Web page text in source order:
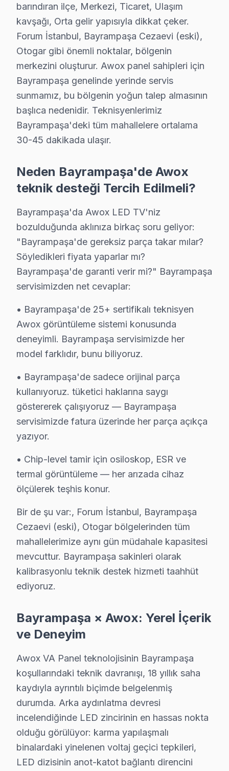
Awox Teknoloji Evrimi ve Tamir Gereklilikleri
Bayrampaşa, tarihi boyunca birçok değişime tanıklık
2025 yılı için Bayrampaşa’da Awox TV tamir
Fiyatları etkileyen faktörlerin başında garanti
Bayrampaşa'de Awox Servisi: Fabrika
Bayrampaşa'nın tarihi, elektronik tüketiminin
Fabrika Servis, yerinde tamir imkanı sunarak
Bayrampaşa Awox servis - TV Tamiri
Adım 1: Fabrika Servis'i arayın (0850 811 14 36)
Adım 2: Arızayı tarif edin — ücretsiz ön teşhis yapılır
Adım 3: Aynı gün randevu — Metro ve Tramvay
Adım 4: Teknisyen gelir, ölçüm yapar, fiyat söyler
Adım 5: Siz onaylarsanız tamir başlar —
Bayrampaşa'da Awox TV Askı Sistemi
Bayrampaşa'da satın aldığınız Awox televizyonun
Kurulum sürecimiz:
• Bayrampaşa'de motorlu döner braket montajı ve
• Bayrampaşa servisimizde kablo kanalı ile estetik
• Bayrampaşa'de Wi-Fi optimizasyonu ve yayın
• Bayrampaşa servisimizde oyun konsolu ve harici
• Bayrampaşa'de uzaktan kumanda programlama
Doğru montaj, Awox TV'nizin performansını
Awox TV Periyodik Bakımı – Bayrampaşa
Awox televizyon paneli'nizin uzun yıllar sorunsuz
Bakım kapsamımız:
• Bayrampaşa'de panel ve LED backlight kontrolü
• Soğutma fanı temizliği ve termal macun yenileme
• Bayrampaşa'de anakart kapasitör ve kondansatör
• HDMI port ve bağlantı noktası temizliği —
Bayrampaşa'da düzenli bakım yaptıran
Bayrampaşa'de aniden arızalanan Awox ekran
Bayrampaşa'de yerinde servis avantajları:
• Bayrampaşa'de randevu sonrası 1-2 saat içinde
• Bayrampaşa servisimizde tüm marka ve model
• Bayrampaşa'de orijinal parça stok garantisi
• Bayrampaşa servisimizde servis sonrası test ve
• Bayrampaşa'de fatura ve resmi garanti belgesi
barındıran ilçe, Merkezi, Ticaret, Ulaşım
kavşağı, Orta gelir yapısıyla dikkat çeker.
Forum İstanbul, Bayrampaşa Cezaevi (eski),
Otogar gibi önemli noktalar, bölgenin
merkezini oluşturur. Awox panel sahipleri için
Bayrampaşa genelinde yerinde servis
sunmamız, bu bölgenin yoğun talep almasının
başlıca nedenidir. Teknisyenlerimiz
Bayrampaşa'deki tüm mahallelere ortalama
30-45 dakikada ulaşır.
Neden Bayrampaşa'de Awox
teknik desteği Tercih Edilmeli?
Bayrampaşa'da Awox LED TV'niz
bozulduğunda aklınıza birkaç soru geliyor:
"Bayrampaşa'de gereksiz parça takar mılar?
Söyledikleri fiyata yaparlar mı?
Bayrampaşa'de garanti verir mi?" Bayrampaşa
servisimizden net cevaplar:
• Bayrampaşa'de 25+ sertifikalı teknisyen
Awox görüntüleme sistemi konusunda
deneyimli. Bayrampaşa servisimizde her
model farklıdır, bunu biliyoruz.
• Bayrampaşa'de sadece orijinal parça
kullanıyoruz. tüketici haklarına saygı
göstererek çalışıyoruz — Bayrampaşa
servisimizde fatura üzerinde her parça açıkça
yazıyor.
• Chip-level tamir için osiloskop, ESR ve
termal görüntüleme — her arızada cihaz
ölçülerek teşhis konur.
Bir de şu var:, Forum İstanbul, Bayrampaşa
Cezaevi (eski), Otogar bölgelerinden tüm
mahallelerimize aynı gün müdahale kapasitesi
mevcuttur. Bayrampaşa sakinleri olarak
kalibrasyonlu teknik destek hizmeti taahhüt
ediyoruz.
Bayrampaşa × Awox: Yerel İçerik
ve Deneyim
Awox VA Panel teknolojisinin Bayrampaşa
koşullarındaki teknik davranışı, 18 yıllık saha
kaydıyla ayrıntılı biçimde belgelenmiş
durumda. Arka aydınlatma devresi
incelendiğinde LED zincirinin en hassas nokta
olduğu görülüyor: karma yapılaşmalı
binalardaki yinelenen voltaj geçici tepkileri,
LED dizisinin anot-katot bağlantı direncini